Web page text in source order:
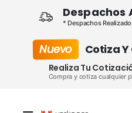
Despachos
* Despachos
Nuevo Cotiza
Realiza Tu
Compra y cotiza cualquier